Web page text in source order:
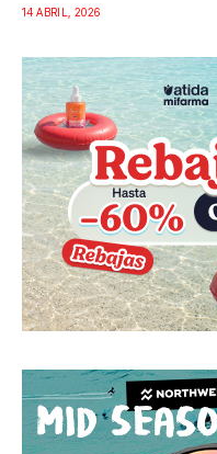
14 ABRIL, 2026